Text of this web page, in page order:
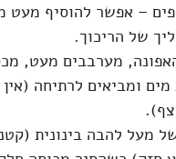
– אפשר להוסיף מעט
של הריכוך.
מערבבים מעט,
מים ומביאים לרתיחה
מעל להבה בינונית